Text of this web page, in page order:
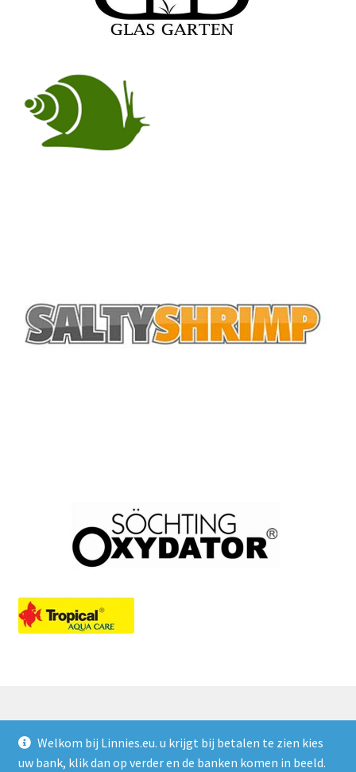
Welkom bij Linnies.eu. u krijgt bij betalen te zien kies
uw bank, klik dan op verder en de banken komen in beeld.
© Linnies.eu 2026